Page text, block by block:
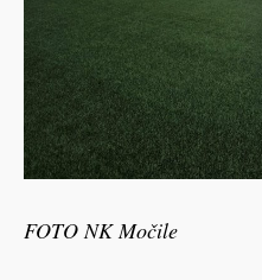
FOTO NK Močile